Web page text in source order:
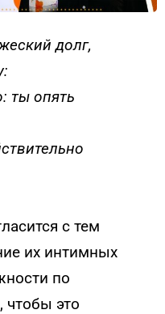
долг,
ты опять
с тем
их интимных
по
это